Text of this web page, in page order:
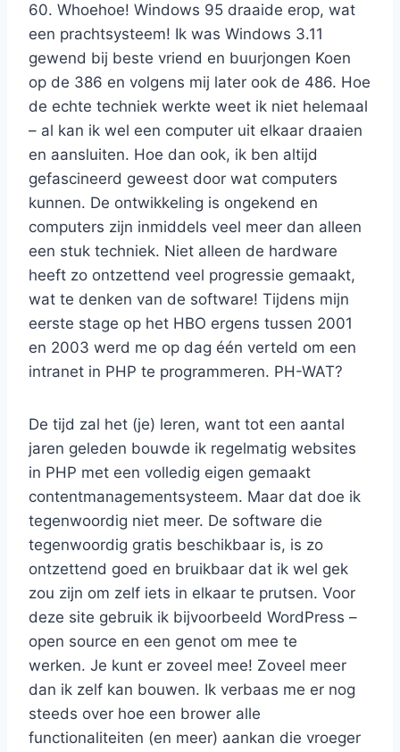
60. Whoehoe! Windows 95 draaide erop, wat
een prachtsysteem! Ik was Windows 3.11
gewend bij beste vriend en buurjongen Koen
op de 386 en volgens mij later ook de 486. Hoe
de echte techniek werkte weet ik niet helemaal
– al kan ik wel een computer uit elkaar draaien
en aansluiten. Hoe dan ook, ik ben altijd
gefascineerd geweest door wat computers
kunnen. De ontwikkeling is ongekend en
computers zijn inmiddels veel meer dan alleen
een stuk techniek. Niet alleen de hardware
heeft zo ontzettend veel progressie gemaakt,
wat te denken van de software! Tijdens mijn
eerste stage op het HBO ergens tussen 2001
en 2003 werd me op dag één verteld om een
intranet in PHP te programmeren. PH-WAT?
De tijd zal het (je) leren, want tot een aantal
jaren geleden bouwde ik regelmatig websites
in PHP met een volledig eigen gemaakt
contentmanagementsysteem. Maar dat doe ik
tegenwoordig niet meer. De software die
tegenwoordig gratis beschikbaar is, is zo
ontzettend goed en bruikbaar dat ik wel gek
zou zijn om zelf iets in elkaar te prutsen. Voor
deze site gebruik ik bijvoorbeeld WordPress –
open source en een genot om mee te
werken. Je kunt er zoveel mee! Zoveel meer
dan ik zelf kan bouwen. Ik verbaas me er nog
steeds over hoe een brower alle
functionaliteiten (en meer) aankan die vroeger